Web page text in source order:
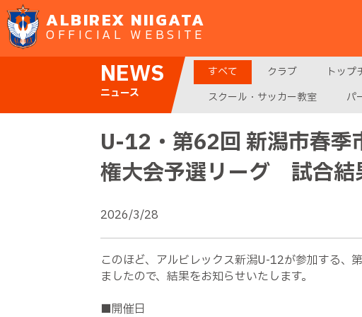
ALBIREX NIIGATA
OFFICIAL WEBSITE
NEWS
ニュース
すべて クラブ トップ
スクール・サッカー教室
パ
U-12・第62回 新潟市春季
権大会予選リーグ 試合結
2026/3/28
このほど、アルビレックス新潟U-12が参加する
ましたので、結果をお知らせいたします。
■開催日